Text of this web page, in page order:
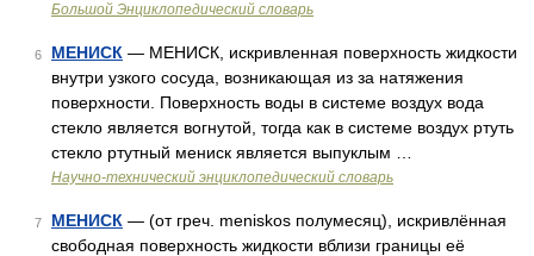
Большой Энциклопедический словарь
6 МЕНИСК — МЕНИСК, искривленная поверхность жидкости
внутри узкого сосуда, возникающая из за натяжения
поверхности. Поверхность воды в системе воздух вода
стекло является вогнутой, тогда как в системе воздух ртуть
стекло ртутный мениск является выпуклым …
Научно-технический энциклопедический словарь
7 МЕНИСК — (от греч. meniskos полумесяц), искривлённая
свободная поверхность жидкости вблизи границы её